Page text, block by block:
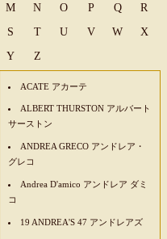
M
N O P Q
R
S
T U V W
X
Y
Z
ACATE アカーテ
ALBERT THURSTON アルバート
サーストン
ANDREA GRECO アンドレア・
グレコ
Andrea D'amico アンドレア ダミ
コ
19 ANDREA'S 47 アンドレアズ